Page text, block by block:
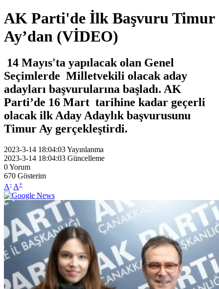
AK Parti'de İlk Başvuru Timur
Ay’dan (VİDEO)
14 Mayıs'ta yapılacak olan Genel
Seçimlerde Milletvekili olacak aday
adayları başvurularına başladı. AK
Parti’de 16 Mart tarihine kadar geçerli
olacak ilk Aday Adaylık başvurusunu
Timur Ay gerçekleştirdi.
2023-3-14 18:04:03Yayınlanma
2023-3-14 18:04:03 Güncelleme
0Yorum
670 Gösterim
A- A+